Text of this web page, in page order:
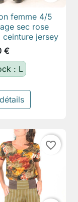
femme 4/5
sec rose
ceinture jersey
€
: L
favorite_border